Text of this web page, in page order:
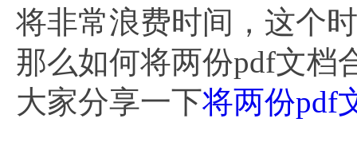
将非常浪费时间，这个
那么如何将两份pdf文档
大家分享一下将两份pdf